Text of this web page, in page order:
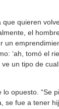
quieren
el
un
‘ah, tomó el
un tipo de
opuesto. “Se
se fue a tener